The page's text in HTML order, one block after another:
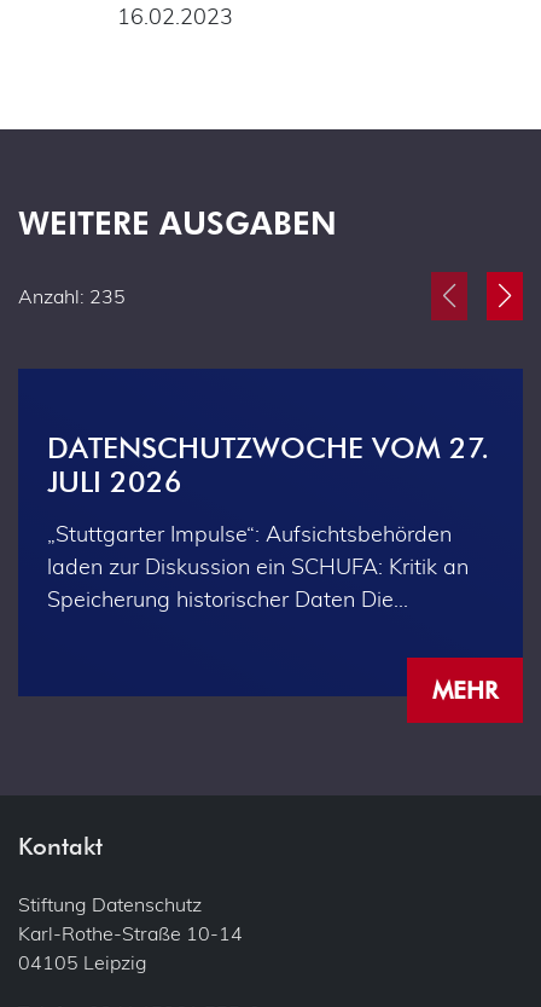
16.02.2023
WEITERE AUSGABEN
Anzahl: 235
DATENSCHUTZWOCHE VOM 27.
JULI 2026
„Stuttgarter Impulse“: Aufsichtsbehörden
laden zur Diskussion ein SCHUFA: Kritik an
Speicherung historischer Daten Die…
MEHR
Kontakt
Stiftung Datenschutz
Karl-Rothe-Straße 10-14
04105 Leipzig